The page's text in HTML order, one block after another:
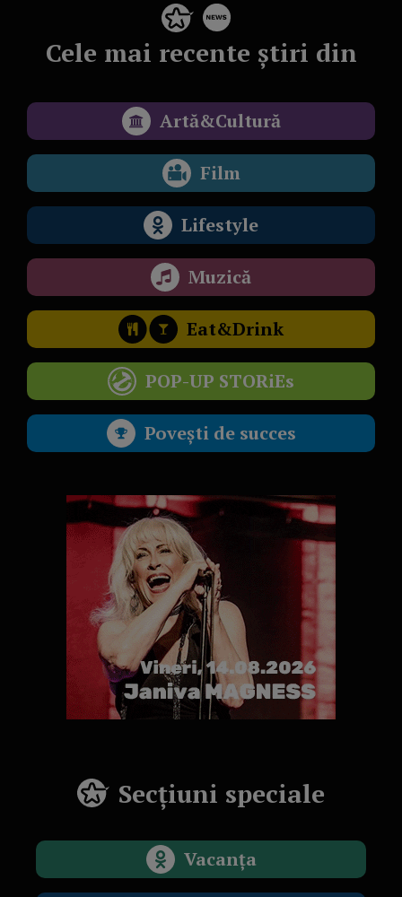
Cele mai recente știri din
Artă&Cultură
Film
Lifestyle
Muzică
Eat&Drink
POP-UP STORiEs
Povești de succes
Secțiuni speciale
Vacanța